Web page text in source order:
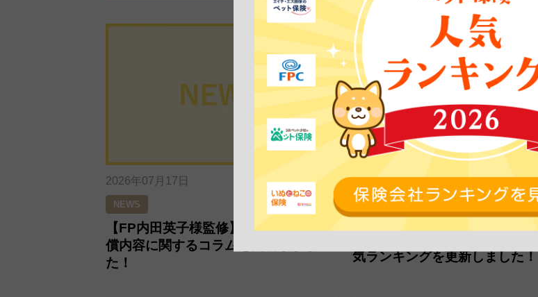
2026年07月17日
NEWS
【FP内田英子様監修】ペット保険の補
償内容に関するコラムを更新しまし
た！
2026年07月09日
NEWS
気ランキングを更新しました！